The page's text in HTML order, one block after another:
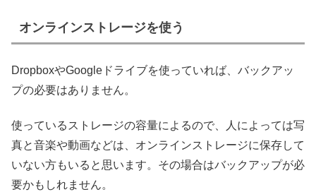
オンラインストレージを使う
DropboxやGoogleドライブを使っていれば、バックアッ
プの必要はありません。
使っているストレージの容量によるので、人によっては写
真と音楽や動画などは、オンラインストレージに保存して
いない方もいると思います。その場合はバックアップが必
要かもしれません。